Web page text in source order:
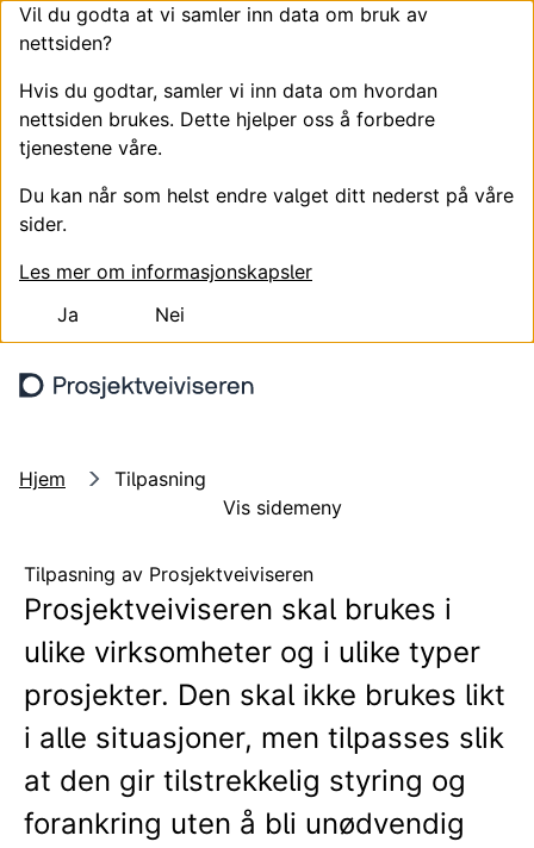
Vil du godta at vi samler inn data om bruk av
nettsiden?
Hvis du godtar, samler vi inn data om hvordan
nettsiden brukes. Dette hjelper oss å forbedre
tjenestene våre.
Du kan når som helst endre valget ditt nederst på våre
sider.
Les mer om informasjonskapsler
Ja
Nei
Hjem
Tilpasning
Vis sidemeny
Tilpasning av Prosjektveiviseren
Prosjektveiviseren skal brukes i
ulike virksomheter og i ulike typer
prosjekter. Den skal ikke brukes likt
i alle situasjoner, men tilpasses slik
at den gir tilstrekkelig styring og
forankring uten å bli unødvendig